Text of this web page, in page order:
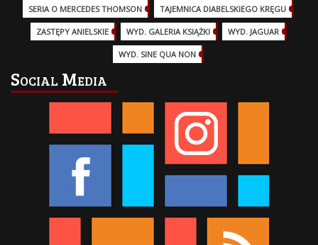
SERIA O MERCEDES THOMSON (11)TAJEMNICA DIABELSKIEGO KRĘGU
ZASTĘPY ANIELSKIE WYD. GALERIA KSIĄŻKI WYD. JAGUAR
WYD. SINE QUA NON
Social Media